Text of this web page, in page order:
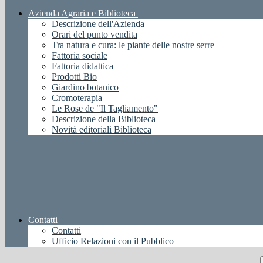
Azienda Agraria e Biblioteca
Descrizione dell'Azienda
Orari del punto vendita
Tra natura e cura: le piante delle nostre serre
Fattoria sociale
Fattoria didattica
Prodotti Bio
Giardino botanico
Cromoterapia
Le Rose de "Il Tagliamento"
Descrizione della Biblioteca
Novità editoriali Biblioteca
Contatti
Contatti
Ufficio Relazioni con il Pubblico